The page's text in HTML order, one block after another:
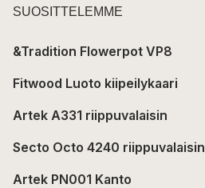
SUOSITTELEMME
&Tradition Flowerpot VP8
Fitwood Luoto kiipeilykaari
Artek A331 riippuvalaisin
Secto Octo 4240 riippuvalaisin
Artek PN001 Kanto